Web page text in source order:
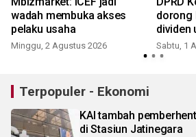
wadah membuka akses
pelaku usaha
Minggu, 2 Agustus 2026
dorong
dividen
Sabtu, 1
Terpopuler - Ekonomi
KAI tambah
di Stasiun Jatinegara